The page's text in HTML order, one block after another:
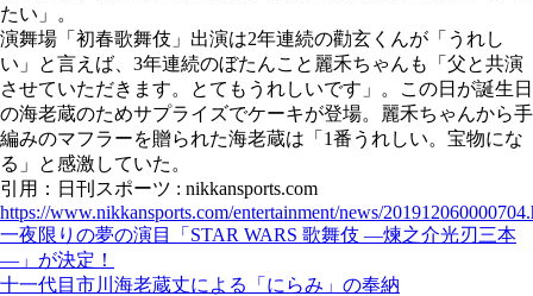
たい」。
演舞場「初春歌舞伎」出演は2年連続の勸玄くんが「うれし
い」と言えば、3年連続のぼたんこと麗禾ちゃんも「父と共演
させていただきます。とてもうれしいです」。この日が誕生日
の海老蔵のためサプライズでケーキが登場。麗禾ちゃんから手
編みのマフラーを贈られた海老蔵は「1番うれしい。宝物にな
る」と感激していた。
引用：日刊スポーツ : nikkansports.com
https://www.nikkansports.com/entertainment/news/
一夜限りの夢の演目「STAR WARS 歌舞伎 —煉之介光刃三本
—」が決定！
十一代目市川海老蔵丈による「にらみ」の奉納